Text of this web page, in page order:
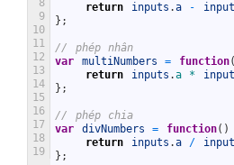
8
9
10
11
12
13
14
15
16
17
18
19
return
inputs .a -
} ;
// phép nhân
var
multiNumbers = function(
return
inputs .a *
} ;
// phép chia
var
divNumbers = function( )
return
inputs .a /
} ;